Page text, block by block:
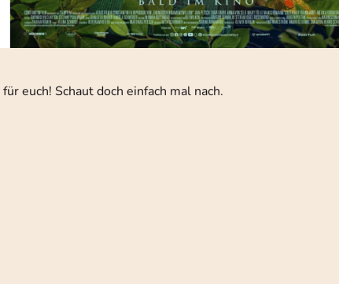
für euch! Schaut doch einfach mal nach.